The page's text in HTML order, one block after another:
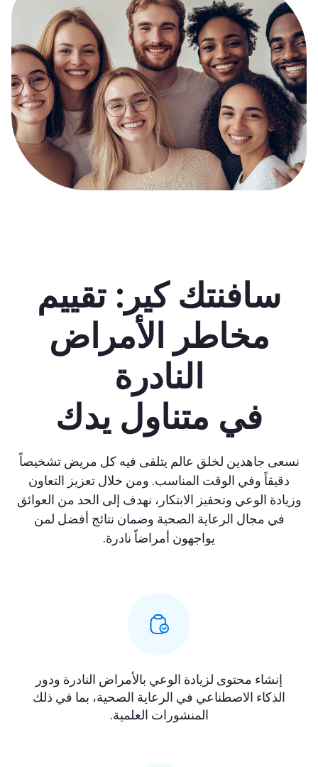
سافنتك كير: تقييم
مخاطر الأمراض
النادرة
في متناول يدك
نسعى جاهدين لخلق عالم يتلقى فيه كل مريض تشخيصاً
دقيقاً وفي الوقت المناسب. ومن خلال تعزيز التعاون
وزيادة الوعي وتحفيز الابتكار، نهدف إلى الحد من العوائق
في مجال الرعاية الصحية وضمان نتائج أفضل لمن
يواجهون أمراضاً نادرة.
إنشاء محتوى لزيادة الوعي بالأمراض النادرة ودور
الذكاء الاصطناعي في الرعاية الصحية، بما في ذلك
المنشورات العلمية.